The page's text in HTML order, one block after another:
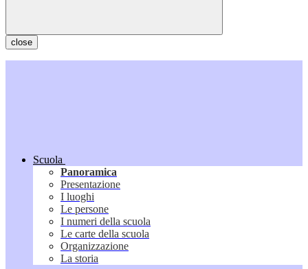
close
Scuola
Panoramica
Presentazione
I luoghi
Le persone
I numeri della scuola
Le carte della scuola
Organizzazione
La storia